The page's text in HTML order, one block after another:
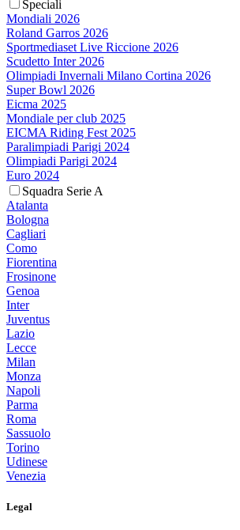
Speciali
Mondiali 2026
Roland Garros 2026
Sportmediaset Live Riccione 2026
Scudetto Inter 2026
Olimpiadi Invernali Milano Cortina 2026
Super Bowl 2026
Eicma 2025
Mondiale per club 2025
EICMA Riding Fest 2025
Paralimpiadi Parigi 2024
Olimpiadi Parigi 2024
Euro 2024
Squadra Serie A
Atalanta
Bologna
Cagliari
Como
Fiorentina
Frosinone
Genoa
Inter
Juventus
Lazio
Lecce
Milan
Monza
Napoli
Parma
Roma
Sassuolo
Torino
Udinese
Venezia
Legal